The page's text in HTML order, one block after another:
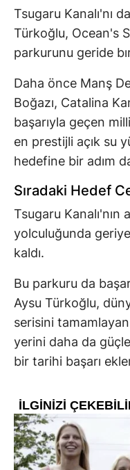
Tsugaru Kanalı'nı
Türkoğlu, Ocean's
parkurunu geride
Daha önce Manş
Boğazı, Catalina
başarıyla geçen
en prestijli açık su
hedefine bir adım
Sıradaki Hedef
Tsugaru Kanalı'nın
yolculuğunda
kaldı.
Bu parkuru da
Aysu Türkoğlu,
serisini
yerini daha da
bir tarihi başarı